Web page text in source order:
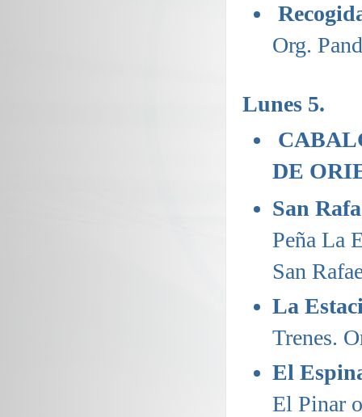
Org.
Lunes 5.
DE
San
Peña La
San
La
Trenes.
El
El Pinar